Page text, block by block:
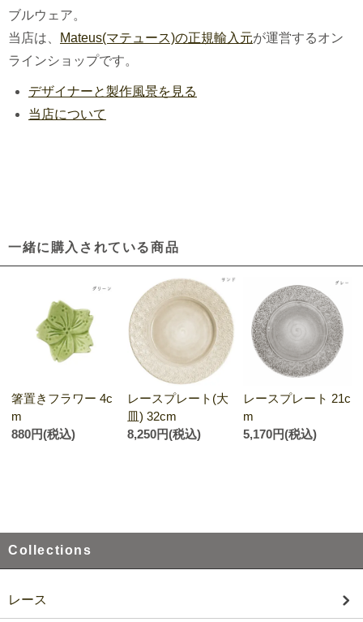
ブルウェア。
当店は、
Mateus(マテュース)の正規輸入元が運営するオン
ラインショップです。
デザイナーと製作風景を見る
当店について
一緒に購入されている商品
箸置きフラワー 4c
m
880円(税込)
レースプレート(大
皿) 32cm
8,250円(税込)
レースプレート 21c
m
5,170円(税込)
Collections
レース